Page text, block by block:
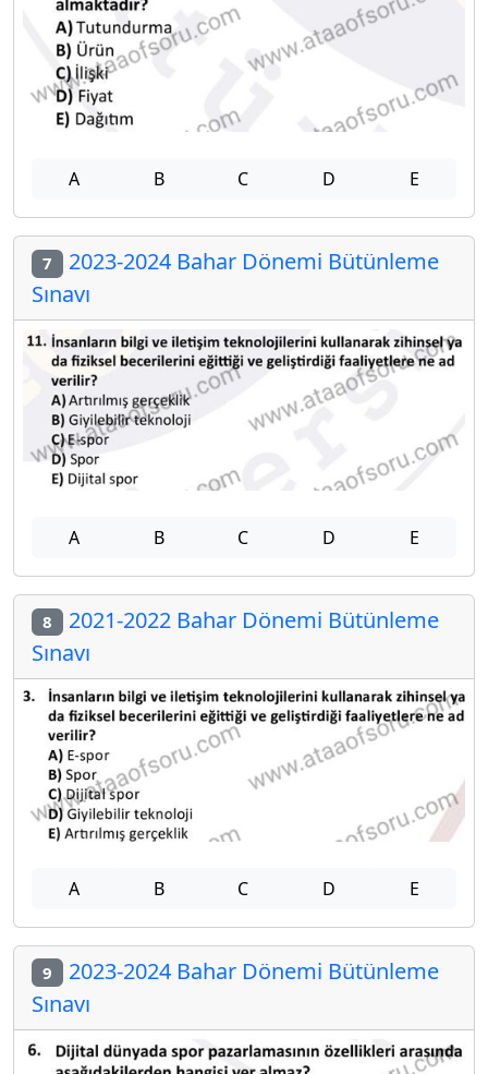
A B C D E
7 2023-2024 Bahar Dönemi Bütünleme
Sınavı
A B C D E
8 2021-2022 Bahar Dönemi Bütünleme
Sınavı
A B C D E
9 2023-2024 Bahar Dönemi Bütünleme
Sınavı